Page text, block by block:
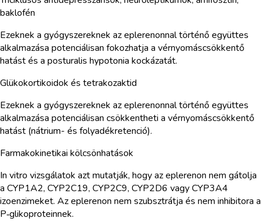
baklofén
Ezeknek a gyógyszereknek az eplerenonnal történő együttes
alkalmazása potenciálisan fokozhatja a vérnyomáscsökkentő
hatást és a posturalis hypotonia kockázatát.
Glükokortikoidok és tetrakozaktid
Ezeknek a gyógyszereknek az eplerenonnal történő együttes
alkalmazása potenciálisan csökkentheti a vérnyomáscsökkentő
hatást (nátrium- és folyadékretenció).
Farmakokinetikai kölcsönhatások
In vitro vizsgálatok azt mutatják, hogy az eplerenon nem gátolja
a CYP1A2, CYP2C19, CYP2C9, CYP2D6 vagy CYP3A4
izoenzimeket. Az eplerenon nem szubsztrátja és nem inhibitora a
P‑glikoproteinnek.